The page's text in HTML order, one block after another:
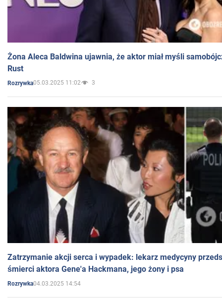
Żona Aleca Baldwina ujawnia, że aktor miał myśli
Rust
Rozrywka05.03.2025 11:02 3
Zatrzymanie akcji serca i wypadek: lekarz medycyny
śmierci aktora Gene'a Hackmana, jego żony i psa
Rozrywka04.03.2025 14:54